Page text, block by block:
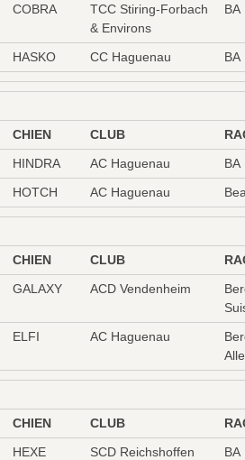
COBRA
TCC Stiring-Forbach
& Environs
BA
HASKO CC Haguenau BA
CHIEN CLUB
HINDRA AC Haguenau
BA
HOTCH AC Haguenau
CHIEN CLUB
GALAXY ACD Vendenheim
ELFI AC Haguenau
CHIEN CLUB
HEXE SCD Reichshoffen BA